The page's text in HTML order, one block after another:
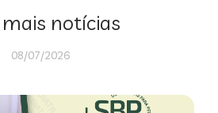
mais notícias
08/07/2026